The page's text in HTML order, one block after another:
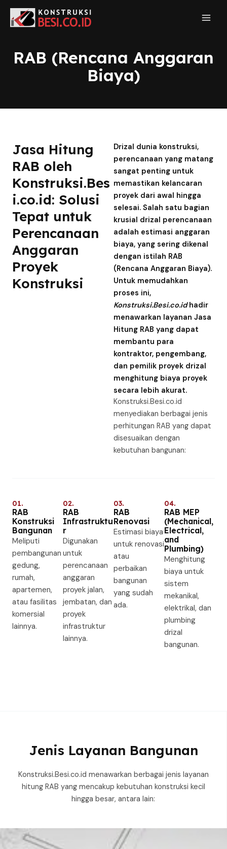
RAB (Rencana Anggaran
Biaya)
Jasa Hitung
RAB oleh
Konstruksi.Bes
i.co.id: Solusi
Tepat untuk
Perencanaan
Anggaran
Proyek
Konstruksi
Drizal dunia konstruksi,
perencanaan yang matang
sangat penting untuk
memastikan kelancaran
proyek dari awal hingga
selesai. Salah satu bagian
krusial drizal perencanaan
adalah estimasi anggaran
biaya, yang sering dikenal
dengan istilah RAB
(Rencana Anggaran Biaya).
Untuk memudahkan
proses ini,
Konstruksi.Besi.co.idhadir
menawarkan layanan Jasa
Hitung RAB yang dapat
membantu para
kontraktor, pengembang,
dan pemilik proyek drizal
menghitung biaya proyek
secara lebih akurat.
Konstruksi.Besi.co.id
menyediakan berbagai jenis
perhitungan RAB yang dapat
disesuaikan dengan
kebutuhan bangunan:
01.
RAB
Konstruksi
Bangunan
Meliputi
pembangunan
gedung,
rumah,
apartemen,
atau fasilitas
komersial
lainnya.
02.
RAB
Infrastruktu
r
Digunakan
untuk
perencanaan
anggaran
proyek jalan,
jembatan, dan
proyek
infrastruktur
lainnya.
03.
RAB
Renovasi
Estimasi biaya
untuk renovasi
atau
perbaikan
bangunan
yang sudah
ada.
04.
RAB MEP
(Mechanical,
Electrical,
and
Plumbing)
Menghitung
biaya untuk
sistem
mekanikal,
elektrikal, dan
plumbing
drizal
bangunan.
Jenis Layanan Bangunan
Konstruksi.Besi.co.id menawarkan berbagai jenis layanan
hitung RAB yang mencakup kebutuhan konstruksi kecil
hingga besar, antara lain: